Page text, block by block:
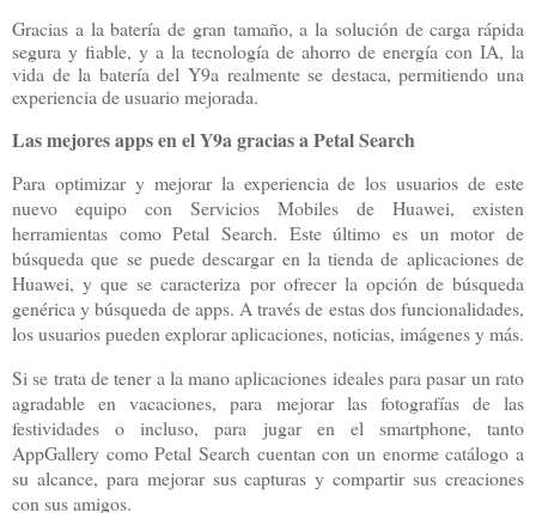
Gracias a la batería de gran tamaño, a la solución de carga rápida
segura y fiable, y a la tecnología de ahorro de energía con IA, la
vida de la batería del Y9a realmente se destaca, permitiendo una
experiencia de usuario mejorada.
Las mejores apps en el Y9a gracias a Petal Search
Para optimizar y mejorar la experiencia de los usuarios de este
nuevo equipo con Servicios Mobiles de Huawei, existen
herramientas como Petal Search. Este último es un motor de
búsqueda que se puede descargar en la tienda de aplicaciones de
Huawei, y que se caracteriza por ofrecer la opción debúsqueda
genérica y búsqueda de apps. A través de estas dos funcionalidades,
los usuarios pueden explorar aplicaciones, noticias, imágenes y más.
Si se trata de tener a la mano aplicaciones ideales para pasar un rato
agradable en vacaciones, para mejorar las fotografías de las
festividades o incluso, para jugar en el smartphone, tanto
AppGallery como Petal Search cuentan con un enorme catálogo a
su alcance, para mejorar sus capturas y compartir sus creaciones
con sus amigos.